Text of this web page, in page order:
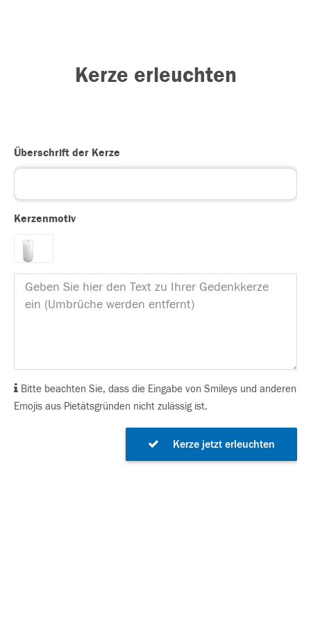
Kerze erleuchten
Überschrift der Kerze
Kerzenmotiv
Bitte beachten Sie, dass die Eingabe von Smileys und anderen
Emojis aus Pietätsgründen nicht zulässig ist.
Kerze jetzt erleuchten